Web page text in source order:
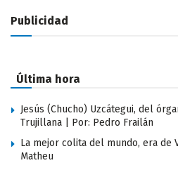
Publicidad
Última hora
Jesús (Chucho) Uzcátegui, del
Trujillana | Por: Pedro Frailán
La mejor colita del mundo, era de
Matheu